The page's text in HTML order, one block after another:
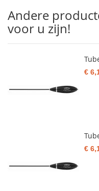
Andere
voor u zijn!
€
€